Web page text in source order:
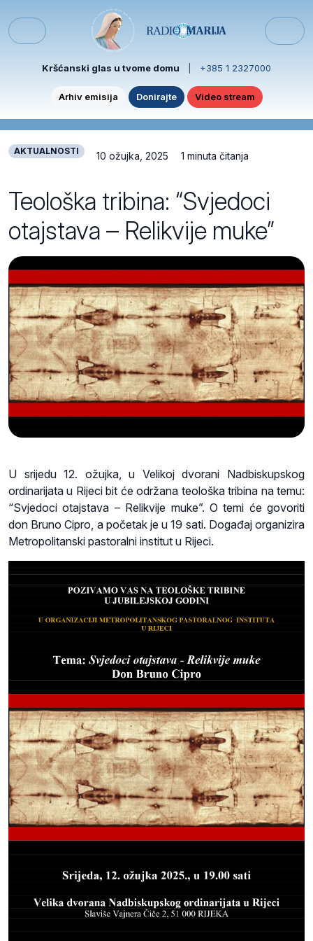
Menu
Kršćanski glas u tvome domu +385 1 2327000
Arhiv emisija Donirajte Video stream
AKTUALNOSTI 10 ožujka, 2025 1 minuta čitanja
Teološka tribina: “Svjedoci
otajstava – Relikvije muke”
U srijedu 12. ožujka, u Velikoj dvorani Nadbiskupskog
ordinarijata u Rijeci bit će održana teološka tribina na temu:
“Svjedoci otajstava – Relikvije muke”. O temi će govoriti
don Bruno Cipro, a početak je u 19 sati. Događaj organizira
Metropolitanski pastoralni institut u Rijeci.